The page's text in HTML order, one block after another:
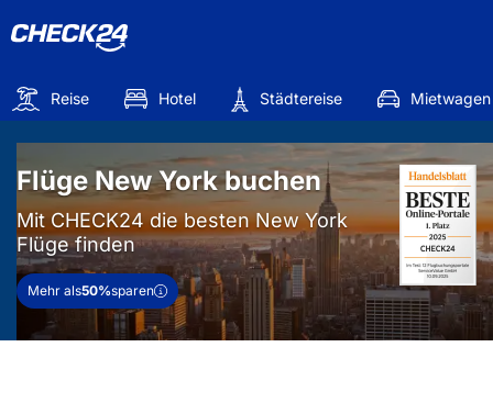
Reise Hotel Städtereise Mietwagen
Flüge New York buchen
Mit CHECK24 die besten New York
Flüge finden
Mehr als50%sparen